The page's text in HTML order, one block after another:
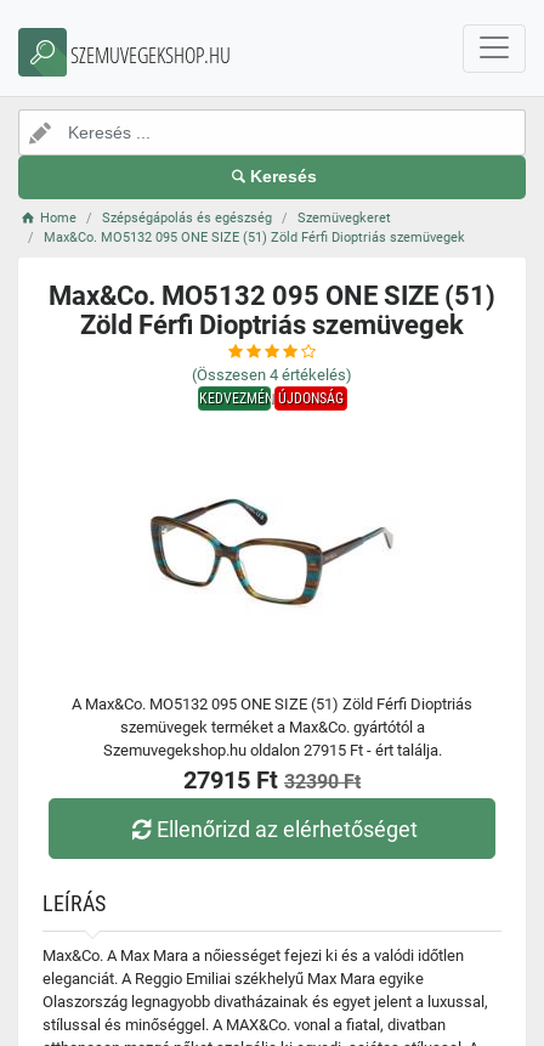
SZEMUVEGEKSHOP.HU
Keresés
Home Szépségápolás és egészség
Szemüvegkeret
Max&Co. MO5132 095 ONE SIZE (51) Zöld Férfi Dioptriás szemüvegek
Max&Co. MO5132 095 ONE SIZE (51)
Zöld Férfi Dioptriás szemüvegek
(Összesen 4 értékelés)
KEDVEZMÉNYÚJDONSÁG
A Max&Co. MO5132 095 ONE SIZE (51) Zöld Férfi Dioptriás
szemüvegek terméket a Max&Co. gyártótól a
Szemuvegekshop.hu oldalon 27915 Ft - ért találja.
27915 Ft 32390 Ft
Ellenőrizd az elérhetőséget
LEÍRÁS
Max&Co. A Max Mara a nőiességet fejezi ki és a valódi időtlen
eleganciát. A Reggio Emiliai székhelyű Max Mara egyike
Olaszország legnagyobb divatházainak és egyet jelent a luxussal,
stílussal és minőséggel. A MAX&Co. vonal a fiatal, divatban